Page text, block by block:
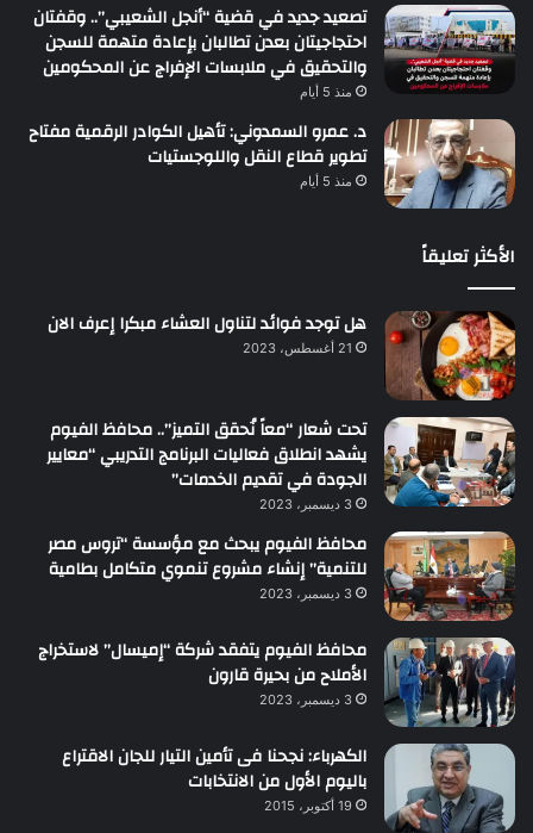
تصعيد جديد في قضية “أنجل الشعيبي”.. وقفتان
احتجاجيتان بعدن تطالبان بإعادة متهمة للسجن
والتحقيق في ملابسات الإفراج عن المحكومين
منذ 5 أيام
د. عمرو السمدوني: تأهيل الكوادر الرقمية مفتاح
تطوير قطاع النقل واللوجستيات
منذ 5 أيام
الأكثر تعليقاً
هل توجد فوائد لتناول العشاء مبكرا إعرف الان
21 أغسطس، 2023
تحت شعار “معاً نُحقق التميز”.. محافظ الفيوم
يشهد انطلاق فعاليات البرنامج التدريبي “معايير
الجودة في تقديم الخدمات”
3 ديسمبر، 2023
محافظ الفيوم يبحث مع مؤسسة “تروس مصر
للتنمية” إنشاء مشروع تنموي متكامل بطامية
3 ديسمبر، 2023
محافظ الفيوم يتفقد شركة “إميسال” لاستخراج
الأملاح من بحيرة قارون
3 ديسمبر، 2023
الكهرباء: نجحنا فى تأمين التيار للجان الاقتراع
باليوم الأول من الانتخابات
19 أكتوبر، 2015